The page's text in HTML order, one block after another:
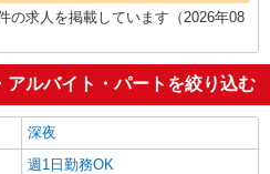
の求人を掲載しています（2026年08
アルバイト・パートを絞り込む
深夜
週1日勤務OK